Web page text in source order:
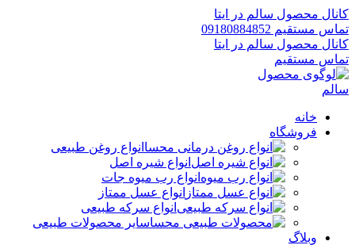
کانال محصول سالم در ایتا
تماس مستقیم 09180884852
کانال محصول سالم در ایتا
تماس مستقیم
خانه
فروشگاه
انواع روغن طبیعی
انواع شیره اصل
انواع رب میوه جات
انواع عسل ممتاز
انواع سرکه طبیعی
سایر محصولات طبیعی
وبلاگ